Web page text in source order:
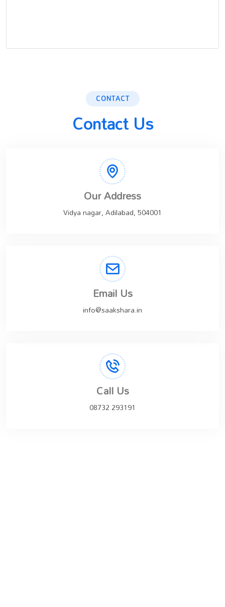
CONTACT
Contact Us
Our Address
Vidya nagar, Adilabad, 504001
Email Us
info@saakshara.in
Call Us
08732 293191